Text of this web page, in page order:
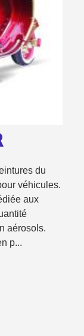
250€ d'achats
d'achat
250€ d'achats
du
véhicules.
aux
aérosols.
p...